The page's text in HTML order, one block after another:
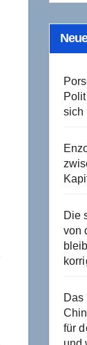
sich
Die
von
Das
für